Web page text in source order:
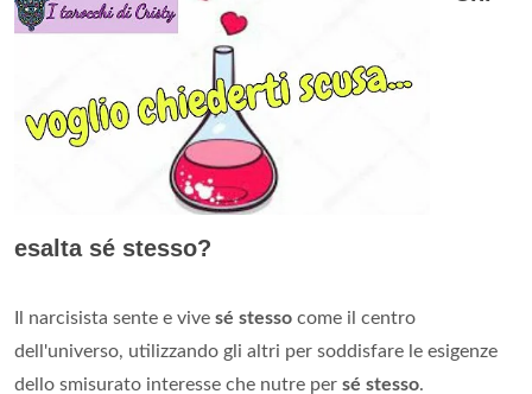
esalta sé stesso?
Il narcisista sente e vive sé stesso come il centro
dell'universo, utilizzando gli altri per soddisfare le esigenze
dello smisurato interesse che nutre per sé stesso.